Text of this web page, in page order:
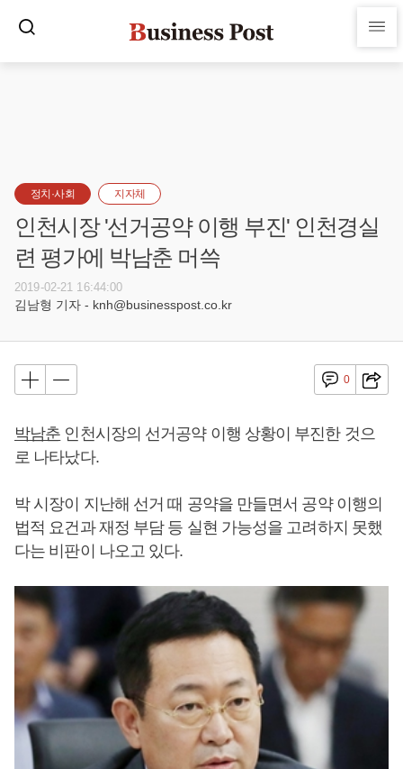
정치·사회 지자체
인천시장 '선거공약 이행 부진' 인천경실
련 평가에 박남춘 머쓱
2019-02-21 16:44:00
김남형 기자 - knh@businesspost.co.kr
0
박남춘 인천시장의 선거공약 이행 상황이 부진한 것으
로 나타났다.
박 시장이 지난해 선거 때 공약을 만들면서 공약 이행의
법적 요건과 재정 부담 등 실현 가능성을 고려하지 못했
다는 비판이 나오고 있다.